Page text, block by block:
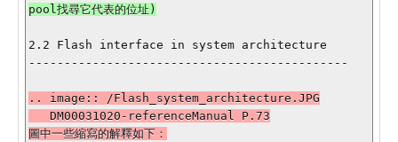
2.2 Flash interface in system architecture
---------------------------------------------
.. image:: /Flash_system_architecture.JPG
圖中一些縮寫的解釋如下：